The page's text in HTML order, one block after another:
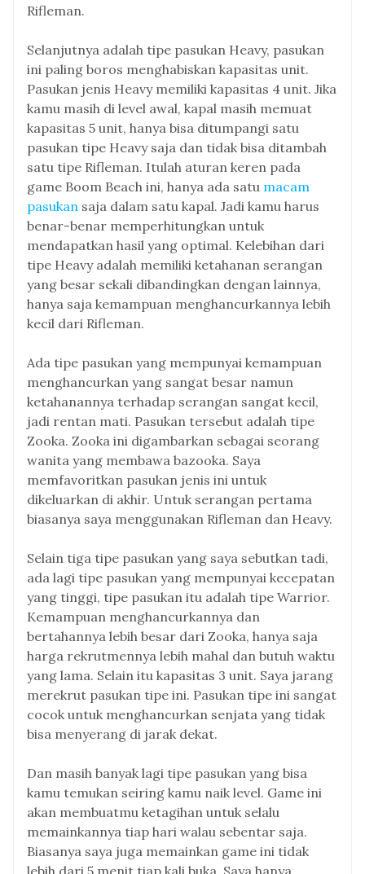
Rifleman.
Selanjutnya adalah tipe pasukan Heavy, pasukan
ini paling boros menghabiskan kapasitas unit.
Pasukan jenis Heavy memiliki kapasitas 4 unit. Jika
kamu masih di level awal, kapal masih memuat
kapasitas 5 unit, hanya bisa ditumpangi satu
pasukan tipe Heavy saja dan tidak bisa ditambah
satu tipe Rifleman. Itulah aturan keren pada
game Boom Beach ini, hanya ada satu macam
pasukan saja dalam satu kapal. Jadi kamu harus
benar-benar memperhitungkan untuk
mendapatkan hasil yang optimal. Kelebihan dari
tipe Heavy adalah memiliki ketahanan serangan
yang besar sekali dibandingkan dengan lainnya,
hanya saja kemampuan menghancurkannya lebih
kecil dari Rifleman.
Ada tipe pasukan yang mempunyai kemampuan
menghancurkan yang sangat besar namun
ketahanannya terhadap serangan sangat kecil,
jadi rentan mati. Pasukan tersebut adalah tipe
Zooka. Zooka ini digambarkan sebagai seorang
wanita yang membawa bazooka. Saya
memfavoritkan pasukan jenis ini untuk
dikeluarkan di akhir. Untuk serangan pertama
biasanya saya menggunakan Rifleman dan Heavy.
Selain tiga tipe pasukan yang saya sebutkan tadi,
ada lagi tipe pasukan yang mempunyai kecepatan
yang tinggi, tipe pasukan itu adalah tipe Warrior.
Kemampuan menghancurkannya dan
bertahannya lebih besar dari Zooka, hanya saja
harga rekrutmennya lebih mahal dan butuh waktu
yang lama. Selain itu kapasitas 3 unit. Saya jarang
merekrut pasukan tipe ini. Pasukan tipe ini sangat
cocok untuk menghancurkan senjata yang tidak
bisa menyerang di jarak dekat.
Dan masih banyak lagi tipe pasukan yang bisa
kamu temukan seiring kamu naik level. Game ini
akan membuatmu ketagihan untuk selalu
memainkannya tiap hari walau sebentar saja.
Biasanya saya juga memainkan game ini tidak
lebih dari 5 menit tiap kali buka. Saya hanya